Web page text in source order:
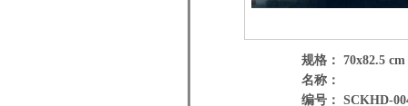
规格： 70x82.5 cm
名称：
编号： SCKHD-